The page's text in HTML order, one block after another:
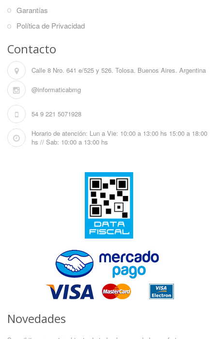
Garantías
Política de Privacidad
Contacto
Calle 8 Nro. 641 e/525 y 526. Tolosa. Buenos Aires. Argentina
@informaticabmg
54 9 221 5071928
Horario de atención: Lun a Vie: 10:00 a 13:00 hs 15:00 a 18:00
hs // Sab: 10:00 a 13:00 hs
Novedades